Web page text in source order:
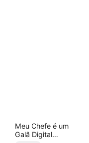
Meu Chefe é um
Galã Digital